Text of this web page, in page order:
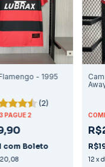
- 1995
(2)
PAGUE 2
com Boleto
12 x